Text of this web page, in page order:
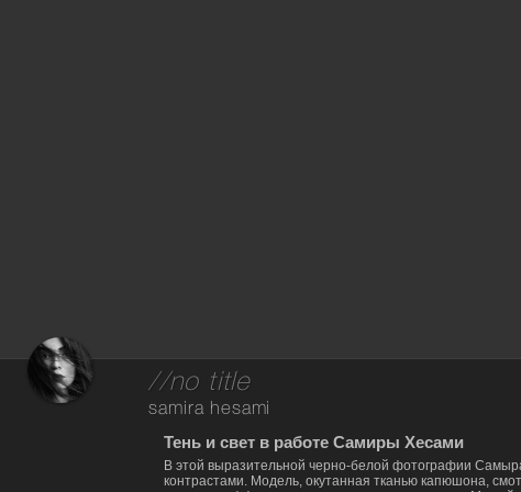
//no title
samira hesami
Тень и свет в работе Самиры Хесами
В этой выразительной черно-белой фотографии
контрастами. Модель, окутанная тканью капюшона,